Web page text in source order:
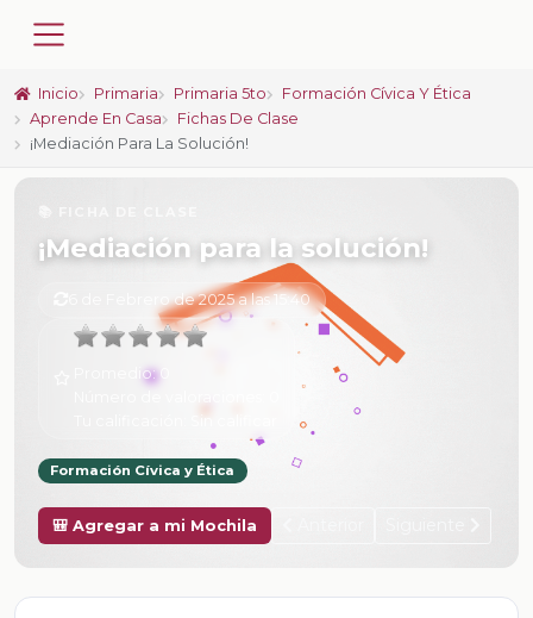
Inicio Primaria Primaria 5to
Formación Cívica Y Ética
Aprende En Casa
Fichas De Clase
¡Mediación Para La Solución!
¡Mediación para la solución!
6 de Febrero de 2025 a las 15:40
Promedio:0
Sin calificar
Formación Cívica y Ética
🎒 Agregar a mi Mochila